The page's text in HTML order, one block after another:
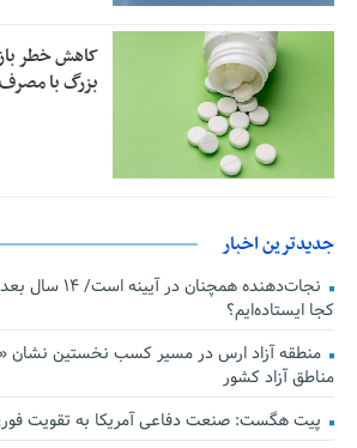
کاهش خطر
بزرگ با
جدیدترین اخبار
نجات‌دهنده‌
کجا ایستاده‌ایم؟
منطقه آزاد ارس در مسیر کسب نخستین نشان
مناطق آزاد کشور
پیت هگست: صنعت دفاعی آمریکا به تقویت